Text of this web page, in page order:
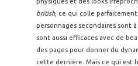
british, ce qui colle
personnages secondaires sont
sont aussi efficaces avec de
des pages pour donner du
cette dernière. Mais ce qui est